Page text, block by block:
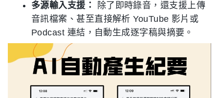
多源輸入支援：
除了即時錄音，還支援上傳
音訊檔案、甚至直接解析 YouTube 影片或
Podcast 連結，自動生成逐字稿與摘要。